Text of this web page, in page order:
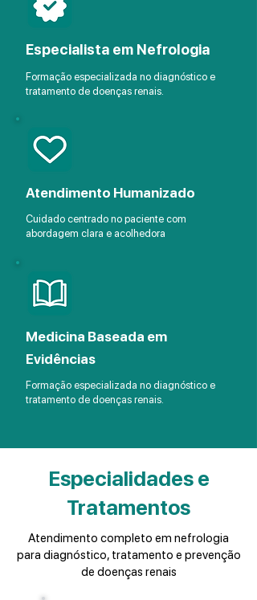
Especialista em Nefrologia
Formação especializada no diagnóstico e
tratamento de doenças renais.
Atendimento Humanizado
Cuidado centrado no paciente com
abordagem clara e acolhedora
Medicina Baseada em
Evidências
Formação especializada no diagnóstico e
tratamento de doenças renais.
Especialidades e
Tratamentos
Atendimento completo em nefrologia
para diagnóstico, tratamento e prevenção
de doenças renais